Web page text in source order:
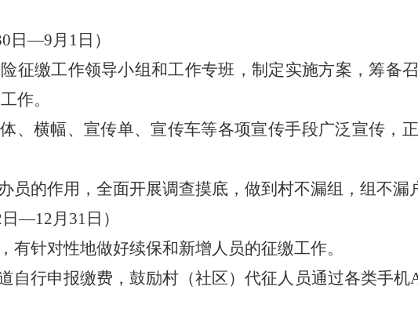
日—9月 1 日）
征缴工作领导小组和工作专班，制定实施方案，筹备
作。
、横幅、宣传单、宣传车等各项宣传手段广泛宣传，
员的作用，全面开展调查摸底，做到村不漏组，组不漏
日—12月31日）
有针对性地做好续保和新增人员的征缴工作。
自行申报缴费，鼓励村（社区）代征人员通过各类手机